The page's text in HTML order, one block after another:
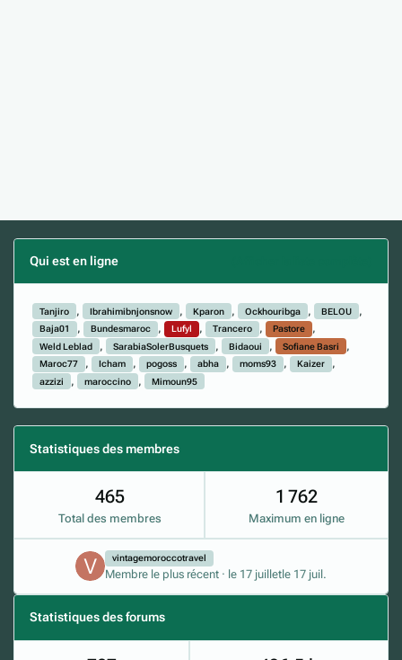
Qui est en ligne
Tanjiro Ibrahimibnjonsnow Kparon Ockhouribga
BELOU
Baja01
Bundesmaroc Lufyl Trancero
Pastore
Weld Leblad
SarabiaSolerBusquets Bidaoui
Sofiane Basri
Maroc77
Icham pogoss abha moms93
Kaizer
azzizi
maroccino Mimoun95
Statistiques des membres
465
Total des membres
1 762
Maximum en ligne
vintagemoroccotravel
Membre le plus récent · le 17 juilletle 17 juil.
Statistiques des forums